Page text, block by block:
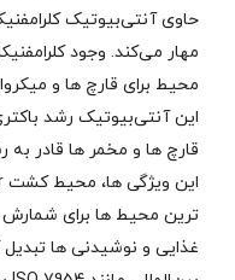
حاوی آنتی‌بیوتیک
مهار می‌کند. وجود
محیط برای قارچ‌ ها و
این آنتی‌بیوتیک رشد
قارچ‌ ها و مخمر ها قادر
ترین محیط‌ ها برای
غذایی و نوشیدنی‌ ها